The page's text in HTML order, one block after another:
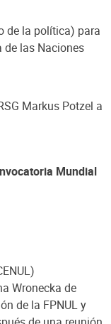
de la política) para
las Naciones
Markus Potzel a
Mundial
Wronecka de
de la FPNUL y